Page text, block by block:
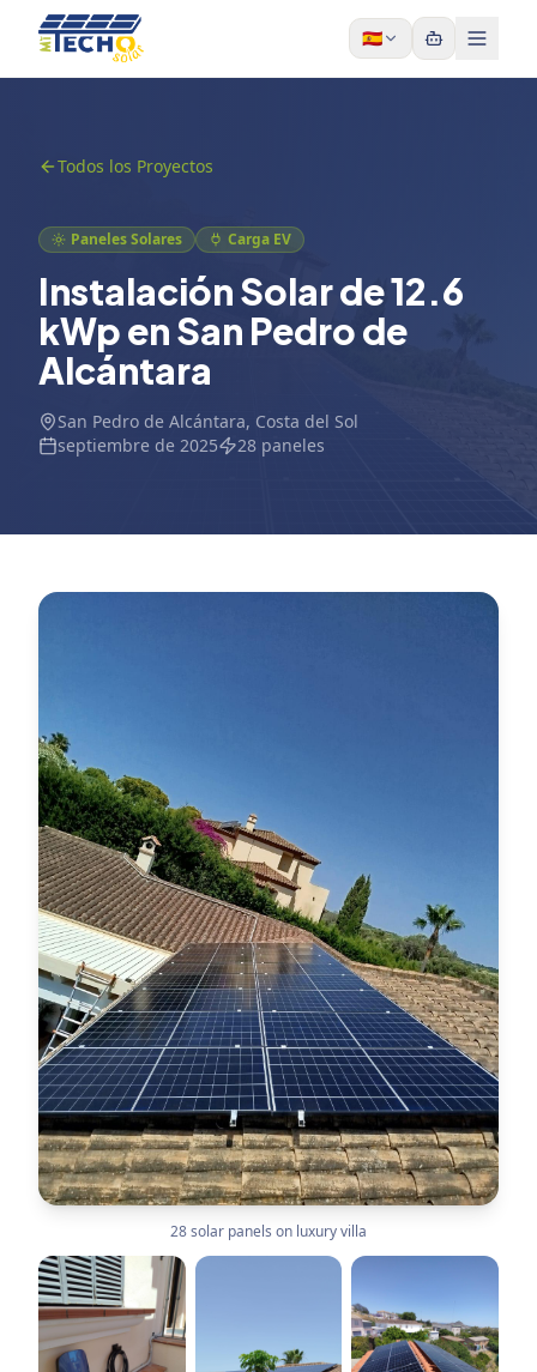
Skip to content
🇪🇸
Todos los Proyectos
Paneles Solares Carga EV
Instalación Solar de 12.6
kWp en San Pedro de
Alcántara
San Pedro de Alcántara, Costa del Sol
septiembre de 2025
28 paneles
28 solar panels on luxury villa